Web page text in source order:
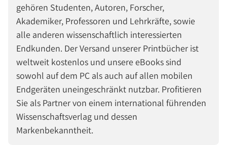
gehören Studenten, Autoren, Forscher,
Akademiker, Professoren und Lehrkräfte, sowie
alle anderen wissenschaftlich interessierten
Endkunden. Der Versand unserer Printbücher ist
weltweit kostenlos und unsere eBooks sind
sowohl auf dem PC als auch auf allen mobilen
Endgeräten uneingeschränkt nutzbar. Profitieren
Sie als Partner von einem international führenden
Wissenschaftsverlag und dessen
Markenbekanntheit.